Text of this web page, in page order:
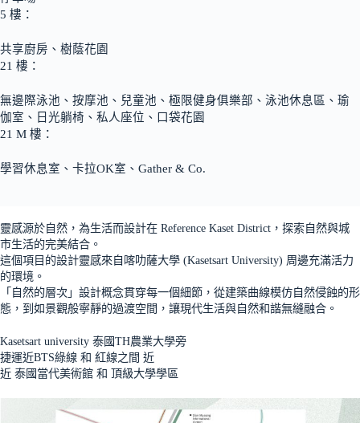
5 樓：
共享廚房、樹蔭花園
21 樓：
無邊際泳池、按摩池、兒童池、極限健身俱樂部、泳池休息區、瑜
伽室、日光躺椅、私人座位、口袋花園
21 M 樓：
學習休息室、卡拉OK室、Gather & Co.
靈感源於自然，為生活而設計在 Reference Kaset District，探索自然與城
市生活的完美結合。
這個項目的設計靈感來自喀叻薩大學 (Kasetsart University) 周邊充滿活力
的環境。
「自然的層次」設計概念貫穿每一個細節，從建築曲線模仿自然侵蝕的形
態，到如景觀般寧靜的過渡空間，讓現代生活與自然和諧無縫融合。
Kasetsart university 泰國TH農業大學旁
捷運近BTS綠線 和 紅線之間 近
近 泰國當代美術館 和 頂級大學學區